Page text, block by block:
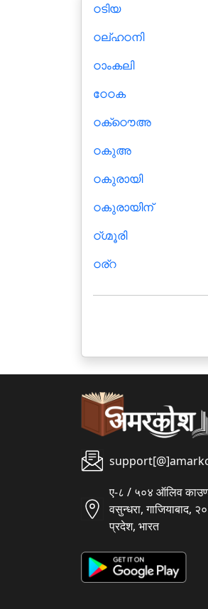
ഠടിയ
ഠല്ഹഠനി
ഠാംകലി
ഠേഠക
ഠക്ഠൌഅ
ഠകുഅ
ഠകുരായി
ഠകുരായിന്
ഠ്ഗ്മൂരി
ഠര്റ
ए-८ / ५०४ ऑलिव
वसुन्धरा, गाजियाबाद,
प्रदेश, भारत